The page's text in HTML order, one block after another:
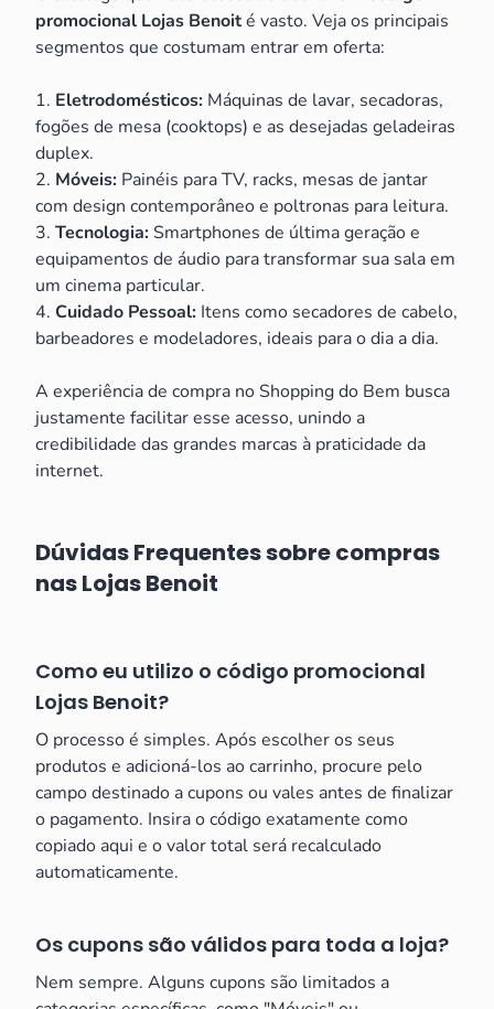
promocional Lojas Benoité vasto. Veja os principais
segmentos que costumam entrar em oferta:
1. Eletrodomésticos: Máquinas de lavar, secadoras,
fogões de mesa (cooktops) e as desejadas geladeiras
duplex.
2. Móveis: Painéis para TV, racks, mesas de jantar
com design contemporâneo e poltronas para leitura.
3. Tecnologia:Smartphones de última geração e
equipamentos de áudio para transformar sua sala em
um cinema particular.
4. Cuidado Pessoal: Itens como secadores de cabelo,
barbeadores e modeladores, ideais para o dia a dia.
A experiência de compra no Shopping do Bem busca
justamente facilitar esse acesso, unindo a
credibilidade das grandes marcas à praticidade da
internet.
Dúvidas Frequentes sobre compras
nas Lojas Benoit
Como eu utilizo o código promocional
Lojas Benoit?
O processo é simples. Após escolher os seus
produtos e adicioná-los ao carrinho, procure pelo
campo destinado a cupons ou vales antes de finalizar
o pagamento. Insira o código exatamente como
copiado aqui e o valor total será recalculado
automaticamente.
Os cupons são válidos para toda a loja?
Nem sempre. Alguns cupons são limitados a